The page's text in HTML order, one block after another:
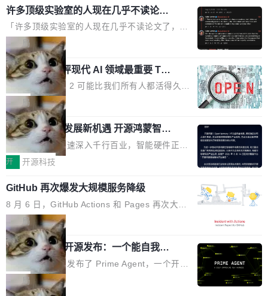
意思。比如我在一个后台管理系统里，需要填50
个表单字段，每个字段还有联动逻辑；比如我
想...
实时LCD监控屏，可充分满足当下高阶PC主机
的严苛使用需求。 澎湃功率，紧凑机身 钛金雕1
600PG5 AI TOP具备强悍输出功率，同时实现
机身尺寸大幅精简。整机长度仅16厘米，属于同
功率段机身尺寸十分紧凑的1600W电源产品。小
巧机身有效提升市面主流标准A...
复合增长率达5.44%,预计2032年将突破120亿美
元。数字广告与公共关系相关服务市场更是从20
25年的8463亿美元扩张至2026年的8763亿美
元。数字的背后是一个清晰的事实——品牌对专
业化营销服务的需求从未如此迫切。 但市场扩容
的同时,服务商的竞争逻辑正在改变。2026年Top
Agency年度合辑的观察指出,“产品”这个离消费
者最近的载体,在整个品牌营销层面的权重显著变
高了。全域营销服务商的竞争正在从规模转向深
度,案例厚度、全域覆盖、多线协同...
许多顶级实验室的人现在几乎不读论文
了
「许多顶级实验室的人现在几乎不读论文了，而
且他们认为 ICLR/ICML/NeurIPS 充斥着大量过
度宣传和欺诈。」 OpenAI 研究员 Keller Jorda
n 这条推文引发了广泛讨论。他不是在说风凉
话，他是说出了一个圈内人尽皆知但很少公开捅
破的事实。 Jordan 随后补充了一句软化声明：
「我不认为这些会议上大部分论文都在过度宣传
或造假。问题是，作为读者，如果你筛选出那些
看起来最令人兴奋的论文，那它们大部分都是过
度宣传的。」 这才是真正的痛点。不是所有论文
都有问题，是最吸引眼球的那批论文最有问题。
他引用的帖子来自 Mathew Shen，一位 ICLR 2
026 的读者：「看了篇 ...
局
xAI 前工程师评现代 AI 领域最重要 Top
3 开源项目
Flash Attention 2 可能比我们所有人都活得久。
这句话不是来自某个技术博客，而是出自 Hieu
Pham 的一条推文。Hieu Pham 是谁？他是 xAI
的早期工程师之一，在 Grok 训练基础设施团队
工作过。近日他在 X 上发了一条帖子，列出了他
认为现代 AI 领域最重要的三个开源项目。 第一
理由很具体。FA 系列不需要解释，但 FA2 是他
认为最重要的一个——复杂度恰到好处，刚好能
驱动你去学 CuTe，但还没被那些"邪恶的" Hopp
er++ 优化所淹没，足够容易修改和适配。 更关
键的是 FA2 的持久性...
局
共商智能硬件发展新机遇 开源鸿蒙智能
硬件开发者日杭州站即将举行
随着万物智联加速深入千行百业，智能硬件正从
单点设备迈向智能化、网联化、协同化发展。作
鸿蒙通过统一技术底座和分布式能力，为不同类
型智能设备的开发、连接与互联提供关键支撑，
也为产业链企业探索产品创新与商业增长打开新
的空间。 8月14日，开源鸿蒙智能硬件开发者日
（OHDD：OpenHarmony Hardware Develope
r Day）将在杭州启航。活动面向智能硬件产业
链企业和开发者，邀请行业专家与资深技术顾
问，围绕开源鸿蒙技术能力、设备适配、芯片适
开 开源科技
GitHub 再次爆发大规模服务降级
8 月 6 日，GitHub Actions 和 Pages 再次大规
模服务降级，Actions 完全不可用超过 5 小时，
webhook 停发，连自托管 runner 也因调度层故
障无法工作。Pages、Copilot code review、C
opilot coding agent 全部受影响。从检测到完全
恢复，大约 12 小时。 这是 2026 年 8 月的第六
起事故，其中四起与 AI/Copilot 服务相关。 Git
局
Prime Agent 开源发布：一个能自我改
进的编程 Agent，ARC-AGI 3 超越人类
专家基线
Prime Intellect 发布了 Prime Agent，一个开源
的编程 Agent Harness，核心设计围绕两个抽
象：Recursive Language Model（RLM）和 C
局